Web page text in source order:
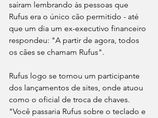
saíram lembrando às pessoas que
Rufus era o único cão permitido - até
que um dia um ex-executivo financeiro
respondeu: "A partir de agora, todos
os cães se chamam Rufus".
Rufus logo se tornou um participante
dos lançamentos de sites, onde atuou
como o oficial de troca de chaves.
"Você passaria Rufus sobre o teclado e